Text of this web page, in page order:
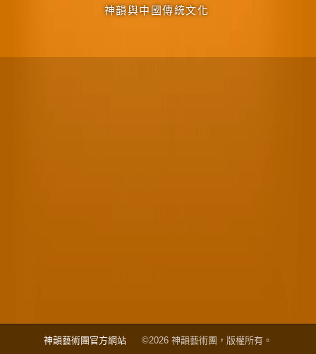
神韻與中國傳統文化
神韻藝術團官方網站 ©2026 神韻藝術團，版權所有。